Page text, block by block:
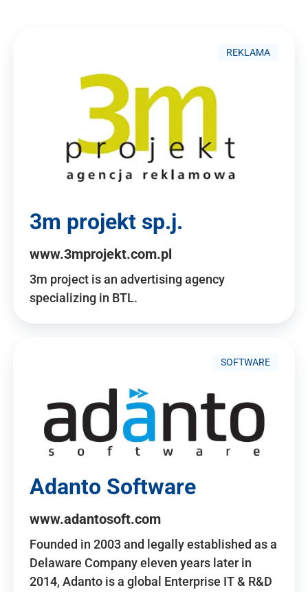
REKLAMA
3m projekt sp.j.
www.3mprojekt.com.pl
3m project is an advertising agency
specializing in BTL.
SOFTWARE
Adanto Software
www.adantosoft.com
Founded in 2003 and legally established as a
Delaware Company eleven years later in
2014, Adanto is a global Enterprise IT & R&D